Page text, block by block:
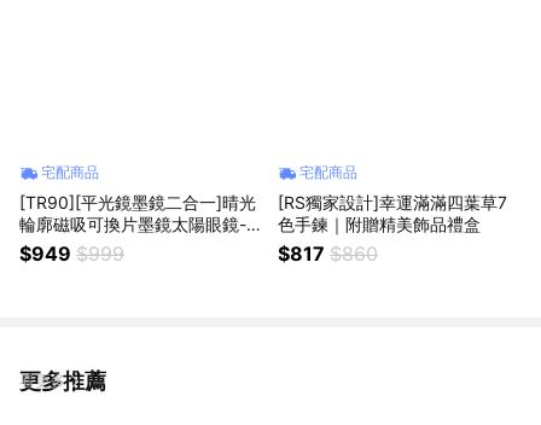
宅配商品
[TR90][平光鏡墨鏡二合一]晴光
輪廓磁吸可換片墨鏡太陽眼鏡-亮
黑框黑灰片
$949 $999
宅配商品
[RS獨家設計]幸運滿滿四葉草7
色手鍊｜附贈精美飾品禮盒
$817 $860
更多推薦
看更多